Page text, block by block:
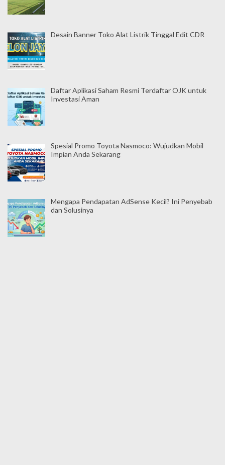
Desain Banner Toko Alat Listrik Tinggal Edit CDR
Daftar Aplikasi Saham Resmi Terdaftar OJK untuk
Investasi Aman
Spesial Promo Toyota Nasmoco: Wujudkan Mobil
Impian Anda Sekarang
Mengapa Pendapatan AdSense Kecil? Ini Penyebab
dan Solusinya